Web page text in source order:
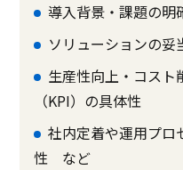
導入背景・課題の明
ソリューションの妥
生産性向上・コスト
（KPI）の具体性
社内定着や運用プロ
性 など